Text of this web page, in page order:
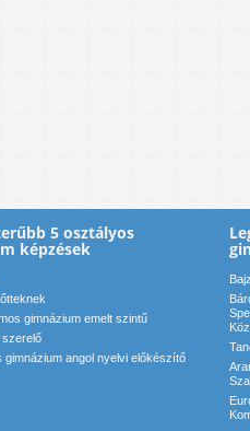
5 osztályos
képzések
gimnázium emelt szintű
szerelő
gimnázium angol nyelvi előkészítő